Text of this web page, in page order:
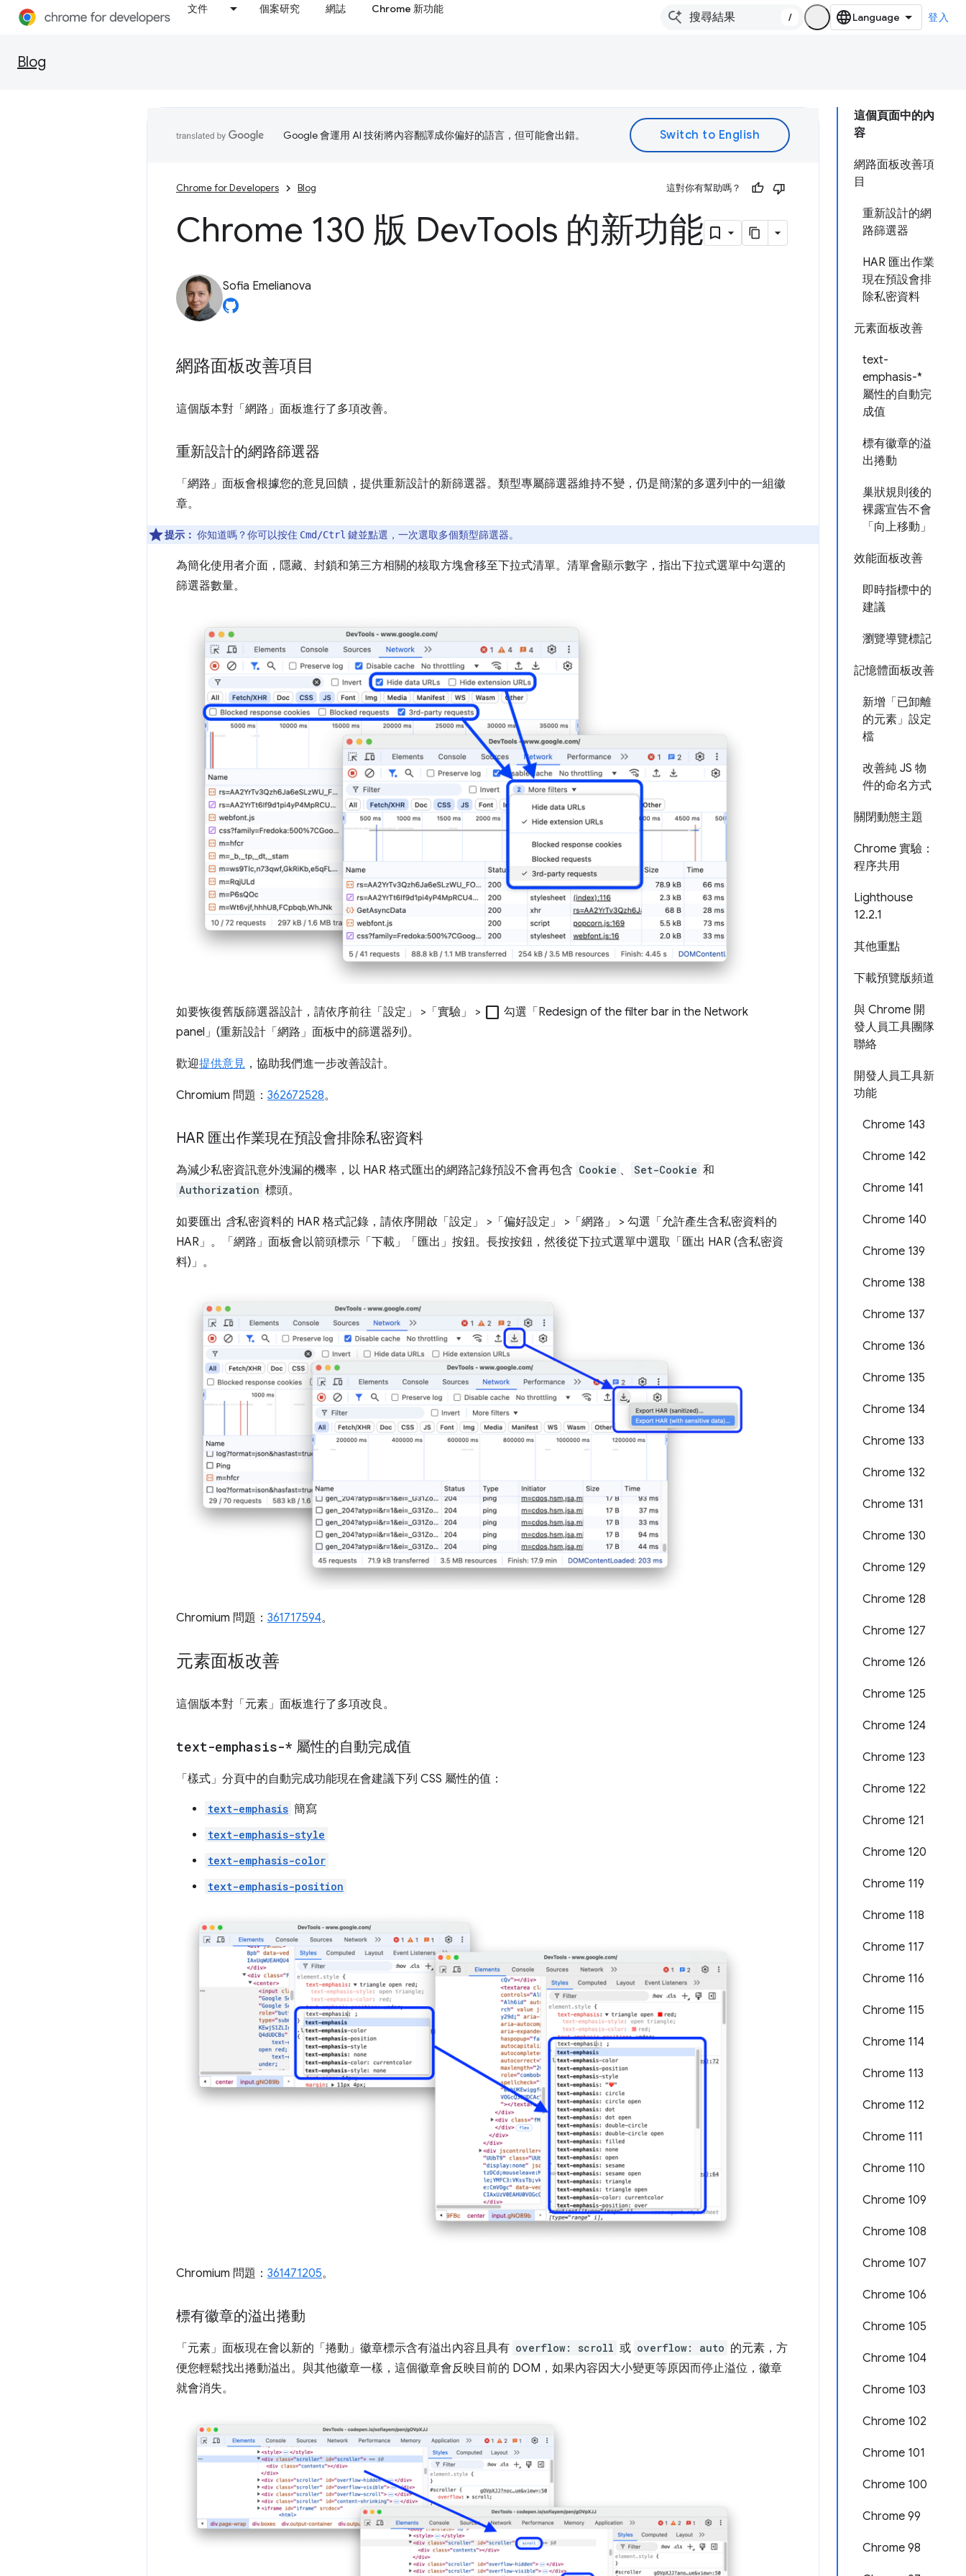
文件 個案研究 網誌 Chrome 新功能
/ 登入
Blog
這個頁面中的內
容
網路面板改善項
目
重新設計的網
路篩選器
HAR 匯出作業
現在預設會排
除私密資料
元素面板改善
text-
emphasis-*
屬性的自動完
成值
標有徽章的溢
出捲動
巢狀規則後的
裸露宣告不會
「向上移動」
效能面板改善
即時指標中的
建議
瀏覽導覽標記
記憶體面板改善
新增「已卸離
的元素」設定
檔
改善純 JS 物
件的命名方式
關閉動態主題
Chrome 實驗：
程序共用
Lighthouse
12.2.1
其他重點
下載預覽版頻道
與 Chrome 開
發人員工具團隊
聯絡
開發人員工具新
功能
Chrome 143
Chrome 142
Chrome 141
Chrome 140
Chrome 139
Chrome 138
Chrome 137
Chrome 136
Chrome 135
Chrome 134
Chrome 133
Chrome 132
Chrome 131
Chrome 130
Chrome 129
Chrome 128
Chrome 127
Chrome 126
Chrome 125
Chrome 124
Chrome 123
Chrome 122
Chrome 121
Chrome 120
Chrome 119
Chrome 118
Chrome 117
Chrome 116
Chrome 115
Chrome 114
Chrome 113
Chrome 112
Chrome 111
Chrome 110
Chrome 109
Chrome 108
Chrome 107
Chrome 106
Chrome 105
Chrome 104
Chrome 103
Chrome 102
Chrome 101
Chrome 100
Chrome 99
Chrome 98
Google 會運用 AI 技術將內容翻譯成你偏好的語言，但可能會出錯。
Chrome for Developers Blog 這對你有幫助嗎？
Chrome 130 版 DevTools 的新功能
Sofia Emelianova
網路面板改善項目
這個版本對「網路」 面板進行了多項改善。
重新設計的網路篩選器
「網路」 面板會根據您的意見回饋，提供重新設計的新篩選器。類型專屬篩選器維持不變，仍是簡潔的多選列中的一組徽
章。
提示： 你知道嗎？你可以按住 Cmd/Ctrl 鍵並點選，一次選取多個類型篩選器。
為簡化使用者介面，隱藏、封鎖和第三方相關的核取方塊會移至下拉式清單。清單會顯示數字，指出下拉式選單中勾選的
篩選器數量。
如要恢復舊版篩選器設計，請依序前往「設定」 >「實驗」 > check_box_outline_blank 勾選「Redesign of the filter bar in the Network
panel」(重新設計「網路」面板中的篩選器列)。
歡迎提供意見 ，協助我們進一步改善設計。
Chromium 問題： 362672528。
HAR 匯出作業現在預設會排除私密資料
為減少私密資訊意外洩漏的機率，以 HAR 格式匯出的網路記錄預設不會再包含 Cookie 、 Set-Cookie 和
Authorization 標頭。
如要匯出 含私密資料的 HAR 格式記錄，請依序開啟「設定」 >「偏好設定」 >「網路」
> 勾選「允許產生含私密資料的
HAR」 。「網路」 面板會以箭頭標示「下載」 「匯出」 按鈕。長按按鈕，然後從下拉式選單中選取「匯出 HAR (含私密資
料)」 。
Chromium 問題： 361717594。
元素面板改善
這個版本對「元素」 面板進行了多項改良。
text-emphasis-* 屬性的自動完成值
「樣式」 分頁中的自動完成功能現在會建議下列 CSS 屬性的值：
text-emphasis 簡寫
text-emphasis-style
text-emphasis-color
text-emphasis-position
Chromium 問題： 361471205。
標有徽章的溢出捲動
「元素」 面板現在會以新的「捲動」徽章標示含有溢出內容且具有 overflow: scroll 或 overflow: auto 的元素，方
便您輕鬆找出捲動溢出。與其他徽章一樣，這個徽章會反映目前的 DOM，如果內容因大小變更等原因而停止溢位，徽章
就會消失。